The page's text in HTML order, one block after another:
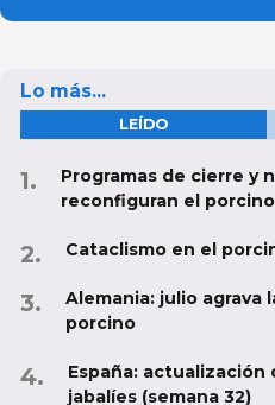
Lo más...
LEÍDO
Programas de cierre y
reconfiguran el
Cataclismo en el
Alemania: julio agrava
porcino
España: actualización
jabalíes (semana 32)